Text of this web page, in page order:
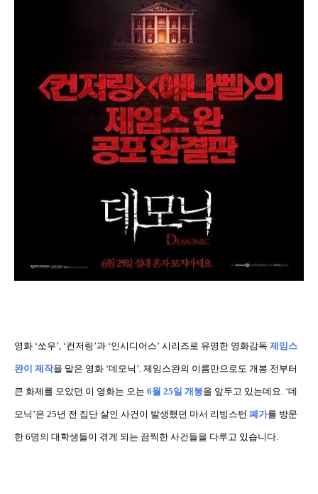
영화 ‘쏘우’, ‘컨저링 ’과 ‘인시디어스’ 시리즈로 유명한 영화감독 제임스
완이 제작을 맡은 영화 ‘데모닉 ’. 제임스완의 이름만으로도 개봉 전부터
큰 화제를 모았던 이 영화는 오는 6월 25일 개봉을 앞두고 있는데요 . ‘데
모닉 ’은 25년 전 집단 살인 사건이 발생했던 마서 리빙스턴 폐가를 방문
한 6명의 대학생들이 겪게 되는 끔찍한 사건들을 다루고 있습니다